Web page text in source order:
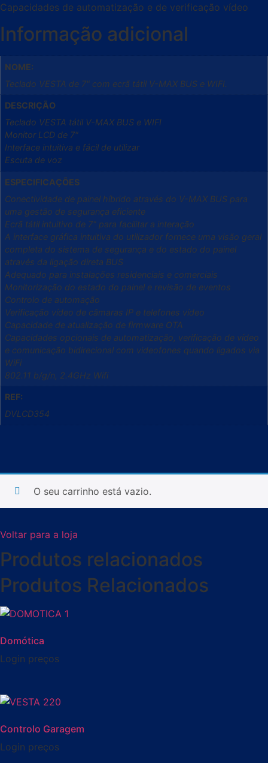
Capacidades de automatização e de verificação vídeo
Informação adicional
NOME:
Teclado VESTA de 7" com ecrã tátil V-MAX BUS e WIFI.
DESCRIÇÃO
Teclado VESTA tátil V-MAX BUS e WIFI
Monitor LCD de 7"
Interface intuitiva e fácil de utilizar
Escuta de voz
ESPECIFICAÇÕES
Conectividade de painel híbrido através do V-MAX BUS para
uma gestão de segurança eficiente
Ecrã tátil intuitivo de 7" para facilitar a interação
A interface gráfica intuitiva do utilizador fornece uma visão geral
completa do sistema de segurança e do estado do painel
através da ligação direta BUS
Adequado para instalações residenciais e comerciais
Monitorização do estado do painel e revisão de eventos
Controlo de automação
Verificação vídeo de câmaras IP e telefones vídeo
Capacidade de atualização de firmware OTA
Capacidades opcionais de automatização, verificação de vídeo
e comunicação bidirecional com videofones quando ligados via
WiFi
802.11 b/g/n, 2.4GHz Wifi
REF:
DVLCD354
O seu carrinho está vazio.
Voltar para a loja
Produtos relacionados
Produtos Relacionados
Domótica
Login preços
Controlo Garagem
Login preços